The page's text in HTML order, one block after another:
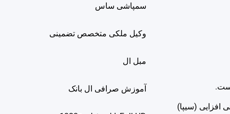
افزایی (سیپا)
سمپاشی ساس
وکیل ملکی متخصص تضمینی
مبل ال
آموزش صرافی ال بانک